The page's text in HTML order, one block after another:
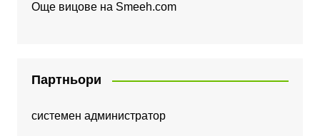
Още вицове на Smeeh.com
Партньори
системен администратор